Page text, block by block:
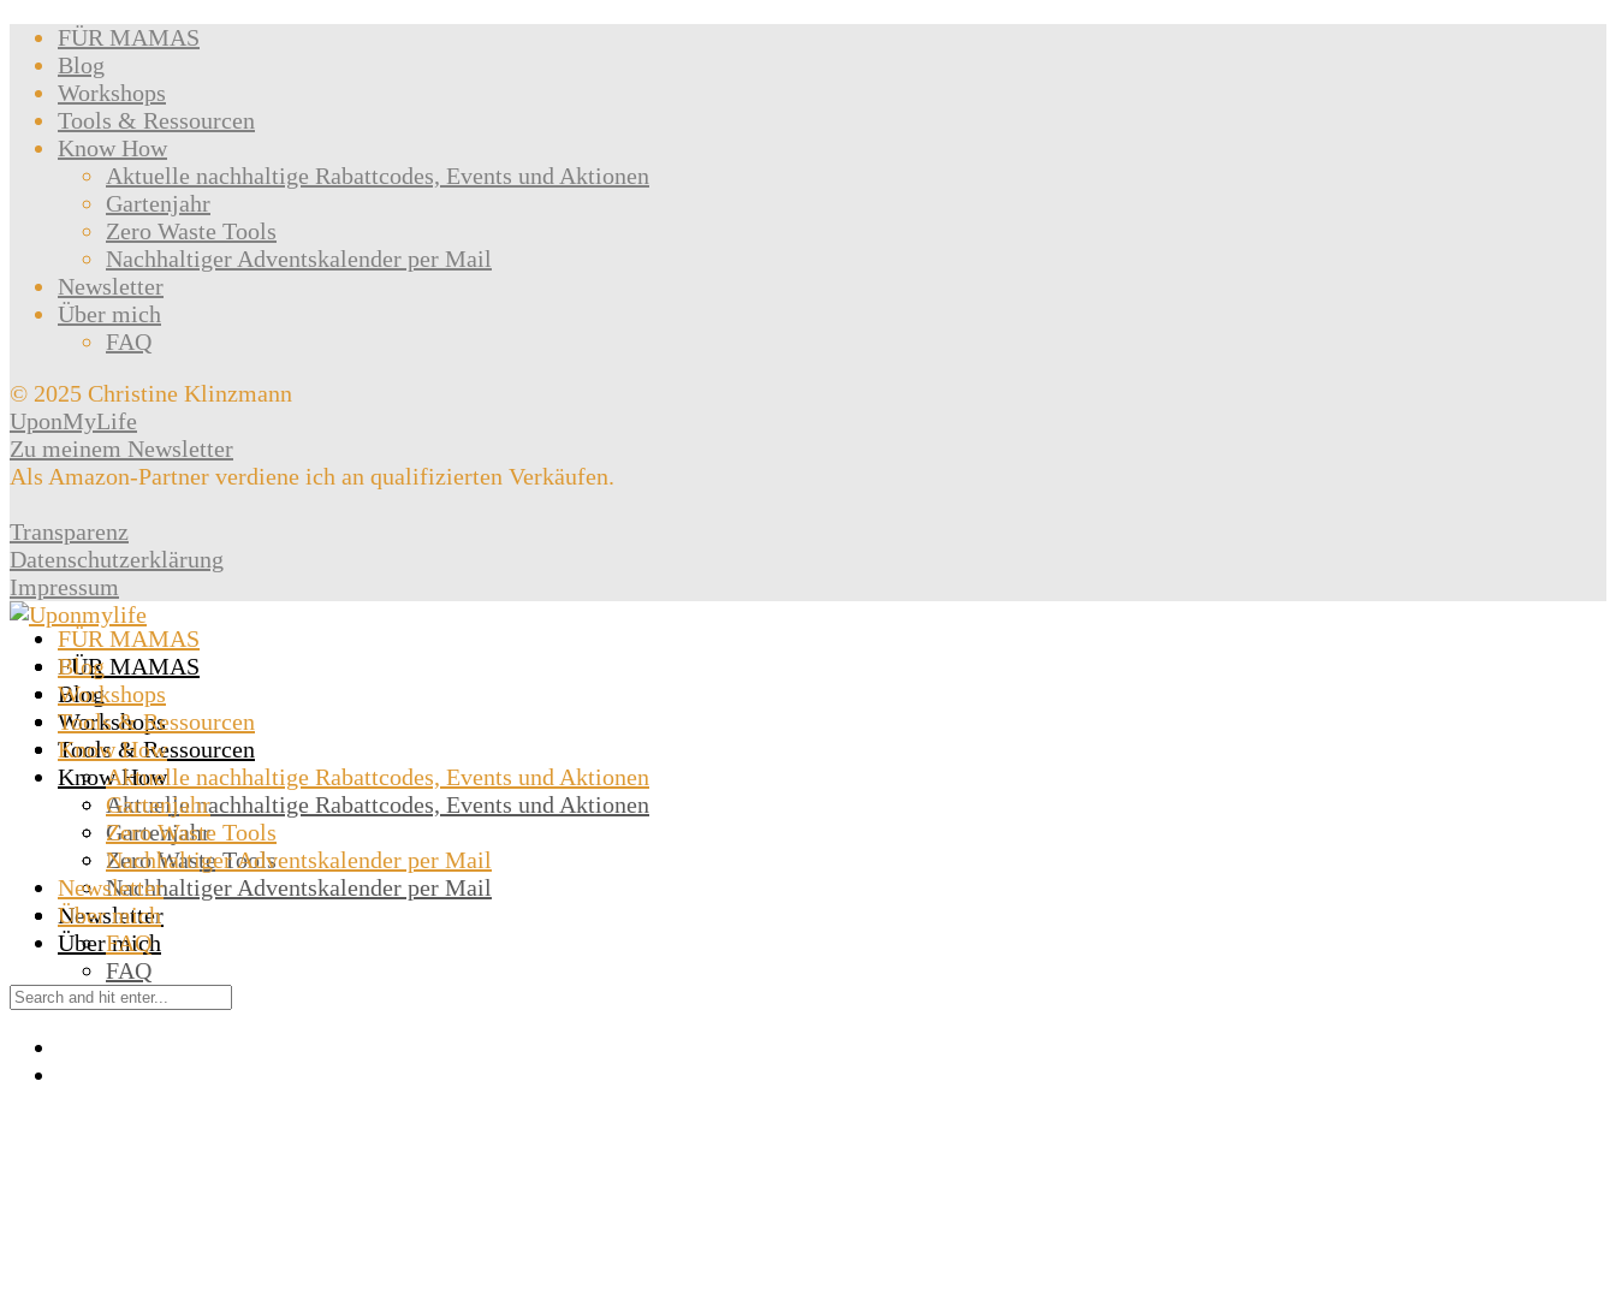
FÜR MAMAS
Blog
Workshops
Tools & Ressourcen
Know How
Aktuelle nachhaltige Rabattcodes, Events und Aktionen
Gartenjahr
Zero Waste Tools
Nachhaltiger Adventskalender per Mail
Newsletter
Über mich
FAQ
© 2025 Christine Klinzmann
UponMyLife
Zu meinem Newsletter
Als Amazon-Partner verdiene ich an qualifizierten Verkäufen.
Transparenz
Datenschutzerklärung
Impressum
FÜR MAMAS
Blog
Workshops
Tools & Ressourcen
Know How
Aktuelle nachhaltige Rabattcodes, Events und Aktionen
Gartenjahr
Zero Waste Tools
Nachhaltiger Adventskalender per Mail
Newsletter
Über mich
FAQ
FÜR MAMAS
Blog
Workshops
Tools & Ressourcen
Know How
Aktuelle nachhaltige Rabattcodes, Events und Aktionen
Gartenjahr
Zero Waste Tools
Nachhaltiger Adventskalender per Mail
Newsletter
Über mich
FAQ